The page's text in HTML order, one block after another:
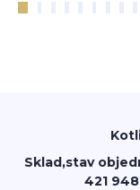
Sklad,stav
421 948